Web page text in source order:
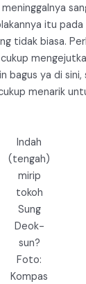
itu pada
tidak biasa.
bagus ya di sini,
menarik
Indah
(tengah)
mirip
tokoh
Sung
Deok-
sun?
Foto:
Kompas